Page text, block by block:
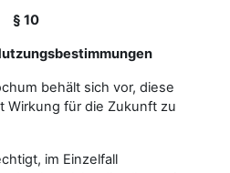
§ 10
behält sich vor, diese
Wirkung für die Zukunft zu
im Einzelfall